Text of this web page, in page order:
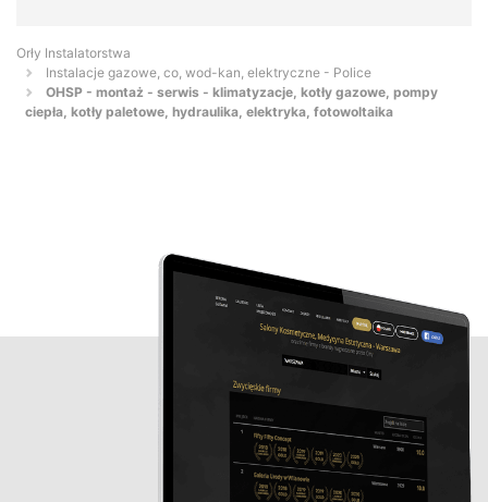
Orły Instalatorstwa
Instalacje gazowe, co, wod-kan, elektryczne - Police
OHSP - montaż - serwis - klimatyzacje, kotły gazowe, pompy
ciepła, kotły paletowe, hydraulika, elektryka, fotowoltaika